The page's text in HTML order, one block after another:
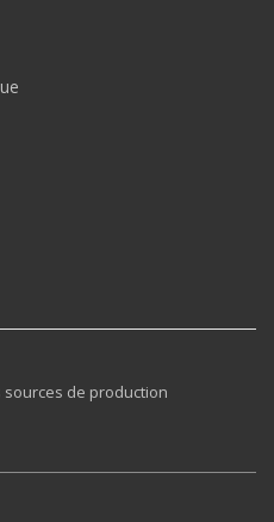
de production